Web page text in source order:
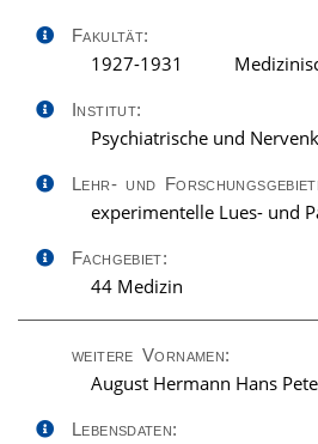
Fakultät:
1927-1931
Institut:
Psychiatrische und
Lehr- und
experimentelle Lues- und
Fachgebiet:
44 Medizin
weitere Vornamen:
August Hermann Hans
Lebensdaten: